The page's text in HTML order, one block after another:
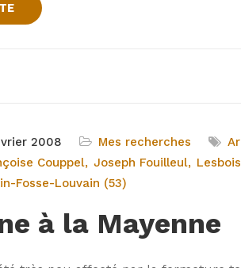
2008 Mes recherches
Couppel Joseph Fouilleul
Fosse-Louvain (53)
à la Mayenne